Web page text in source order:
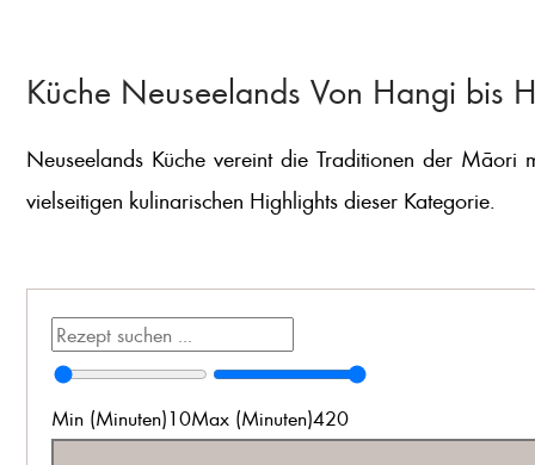
Küche Neuseelands Von Hangi bis
Neuseelands Küche vereint die Traditionen der Māori
vielseitigen kulinarischen Highlights dieser Kategorie.
Min (Minuten)10Max (Minuten)420